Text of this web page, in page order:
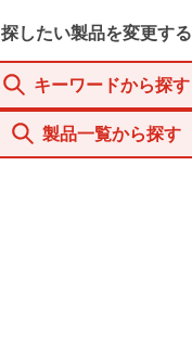
探したい製品を変更する
キーワードから探す
製品一覧から探す